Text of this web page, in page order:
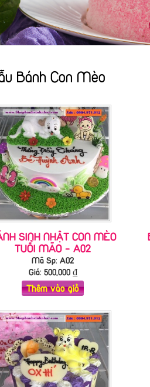
Bánh Con Mèo
SINH NHẬT CON MÈO
TUỔI MÃO - A02
Mã Sp: A02
Giá: 500,000₫
Thêm vào giỏ